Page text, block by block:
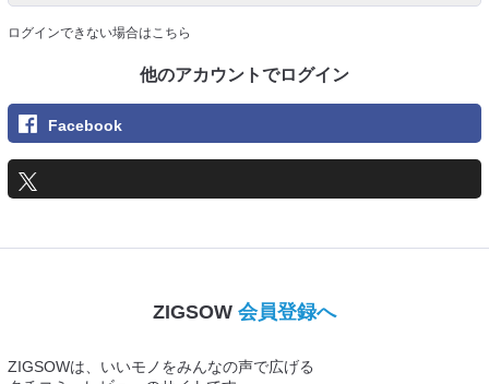
ログインできない場合はこちら
他のアカウントでログイン
Facebook
ZIGSOW 会員登録へ
ZIGSOWは、いいモノをみんなの声で広げる